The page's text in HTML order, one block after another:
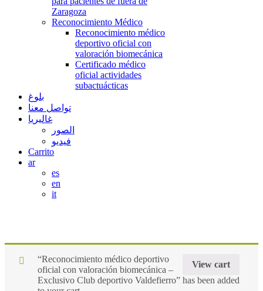
Zaragoza
Reconocimiento Médico
Reconocimiento médico
deportivo oficial con
valoración biomecánica
Certificado médico
oficial actividades
subactuácticas
بلوغ
تواصل معنا
غاليريا
الصور
فيديو
Carrito
ar
es
en
it
View cart
“Reconocimiento médico deportivo
oficial con valoración biomecánica –
Exclusivo Club deportivo Valdefierro” has been added